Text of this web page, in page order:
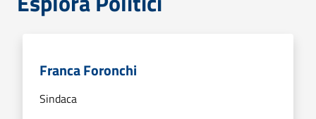
Franca Foronchi
Sindaca